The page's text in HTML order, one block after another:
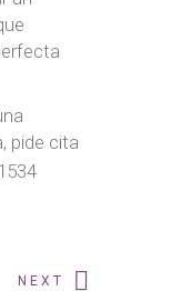
pide cita
NEXT